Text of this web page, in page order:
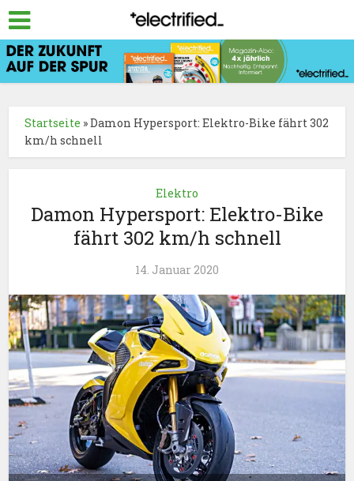
Startseite »Damon Hypersport: Elektro-Bike fährt 302
km/h schnell
Elektro
Damon Hypersport: Elektro-Bike
fährt 302 km/h schnell
14. Januar 2020